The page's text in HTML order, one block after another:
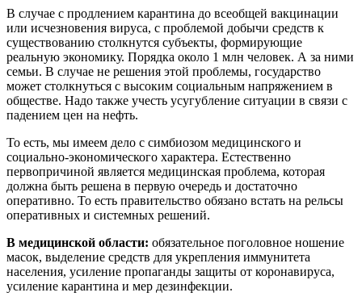
В случае с продлением карантина до всеобщей вакцинации
или исчезновения вируса, с проблемой добычи средств к
существованию столкнутся субъекты, формирующие
реальную экономику. Порядка около 1 млн человек. А за ними
семьи. В случае не решения этой проблемы, государство
может столкнуться с высоким социальным напряжением в
обществе. Надо также учесть усугубление ситуации в связи с
падением цен на нефть.
То есть, мы имеем дело с симбиозом медицинского и
социально-экономического характера. Естественно
первопричиной является медицинская проблема, которая
должна быть решена в первую очередь и достаточно
оперативно. То есть правительство обязано встать на рельсы
оперативных и системных решений.
В медицинской области: обязательное поголовное ношение
масок, выделение средств для укрепления иммунитета
населения, усиление пропаганды защиты от коронавируса,
усиление карантина и мер дезинфекции.